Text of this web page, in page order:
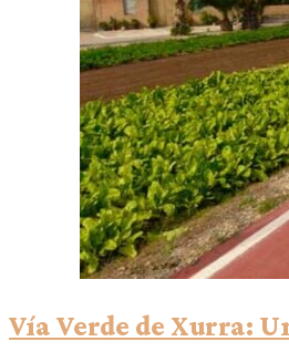
Vía Verde de Xurra: